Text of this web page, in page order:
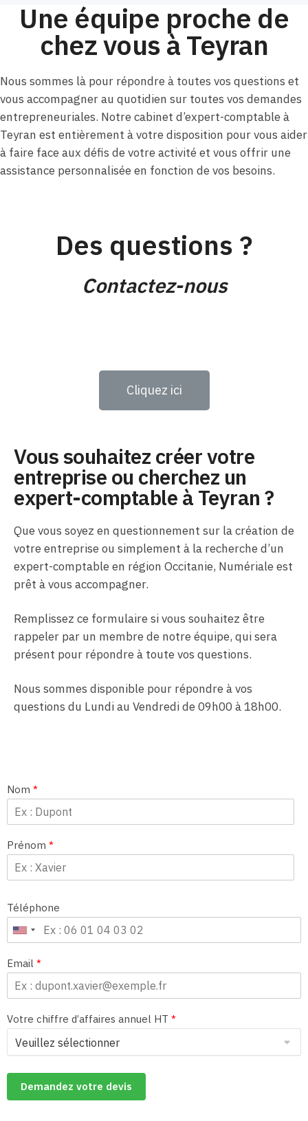
Une équipe proche de
chez vous à Teyran
Nous sommes là pour répondre à toutes vos questions et
vous accompagner au quotidien sur toutes vos demandes
entrepreneuriales. Notre cabinet d’expert-comptable à
Teyran est entièrement à votre disposition pour vous aider
à faire face aux défis de votre activité et vous offrir une
assistance personnalisée en fonction de vos besoins.
Des questions ?
Contactez-nous
Cliquez ici
Vous souhaitez créer votre
entreprise ou cherchez un
expert-comptable à Teyran ?
Que vous soyez en questionnement sur la création de
votre entreprise ou simplement à la recherche d’un
expert-comptable en région Occitanie, Numériale est
prêt à vous accompagner.
Remplissez ce formulaire si vous souhaitez être
rappeler par un membre de notre équipe, qui sera
présent pour répondre à toute vos questions.
Nous sommes disponible pour répondre à vos
questions du Lundi au Vendredi de 09h00 à 18h00.
Nom *
Prénom *
Téléphone
Email *
Votre chiffre d’affaires annuel HT *
Demandez votre devis